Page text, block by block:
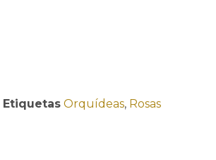
Etiquetas Orquídeas, Rosas